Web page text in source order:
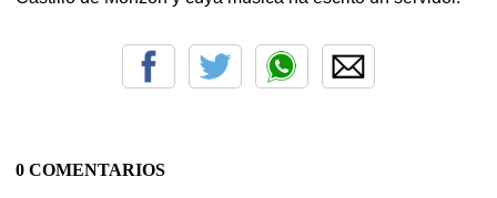
0 COMENTARIOS